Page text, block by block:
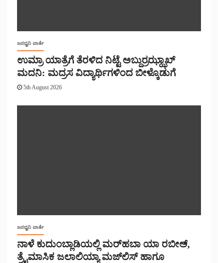
ಜನಧ್ವನಿ ವಾರ್ತೆ
ಉಮ್ರಾ ಯಾತ್ರೆಗೆ ತೆರಳಿದ ನಿಟ್ಟೆ ಅಬ್ದುರ್ರಝ್ಝಾಖ್
ಮದನಿ: ಮದ್ರಸ ವಿದ್ಯಾರ್ಥಿಗಳಿಂದ ಬೀಳ್ಕೊಡುಗೆ
5th August 2026
ಜನಧ್ವನಿ ವಾರ್ತೆ
ನಾಳೆ ಕುದುಂಬ್ಲಾಡಿಯಲ್ಲಿ ಮರ್‌‌ಹಬಾ ಯಾ ರಬೀಅ್,
ತ್ರೈಮಾಸಿಕ ಜಲಾಲಿಯ್ಯಾ ಮಜ್‌‌ಲಿಸ್‌‌ ಹಾಗೂ